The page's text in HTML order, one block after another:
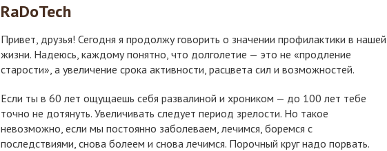
RaDoTech
Привет, друзья! Сегодня я продолжу говорить о значении профилактики в нашей
жизни. Надеюсь, каждому понятно, что долголетие — это не «продление
старости», а увеличение срока активности, расцвета сил и возможностей.
Если ты в 60 лет ощущаешь себя развалиной и хроником — до 100 лет тебе
точно не дотянуть. Увеличивать следует период зрелости. Но такое
невозможно, если мы постоянно заболеваем, лечимся, боремся с
последствиями, снова болеем и снова лечимся. Порочный круг надо порвать.